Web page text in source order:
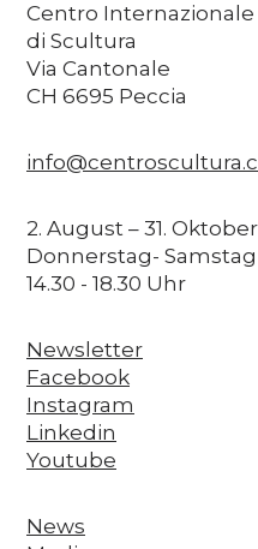
Centro Internazionale
di Scultura
Via Cantonale
CH 6695 Peccia
2. August – 31.
Donnerstag- Samstag
14.30 - 18.30 Uhr
Newsletter
Facebook
Instagram
Linkedin
Youtube
News